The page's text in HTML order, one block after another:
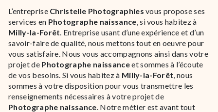
L’entreprise Christelle Photographies vous propose ses
services en Photographe naissance, si vous habitez à
Milly-la-Forêt. Entreprise usant d’une expérience et d’un
savoir-faire de qualité, nous mettons tout en oeuvre pour
vous satisfaire. Nous vous accompagnons ainsi dans votre
projet de Photographe naissanceet sommes à l’écoute
de vos besoins. Si vous habitez à Milly-la-Forêt, nous
sommes à votre disposition pour vous transmettre les
renseignements nécessaires à votre projet de
Photographe naissance. Notre métier est avant tout